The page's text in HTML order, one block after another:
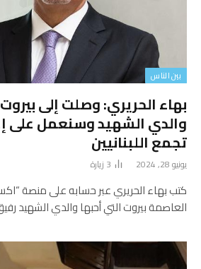
بين الناس
بهاء الحريري: وصلت إلى
والدي الشهيد وسنعمل على
تجمع اللبنانيين
يونيو 28, 2024 3 زيارة
كتب بهاء الحريري عبر حسابه على منصة
العاصمة بيروت‬⁩ التي أحبها والدي الشهيد